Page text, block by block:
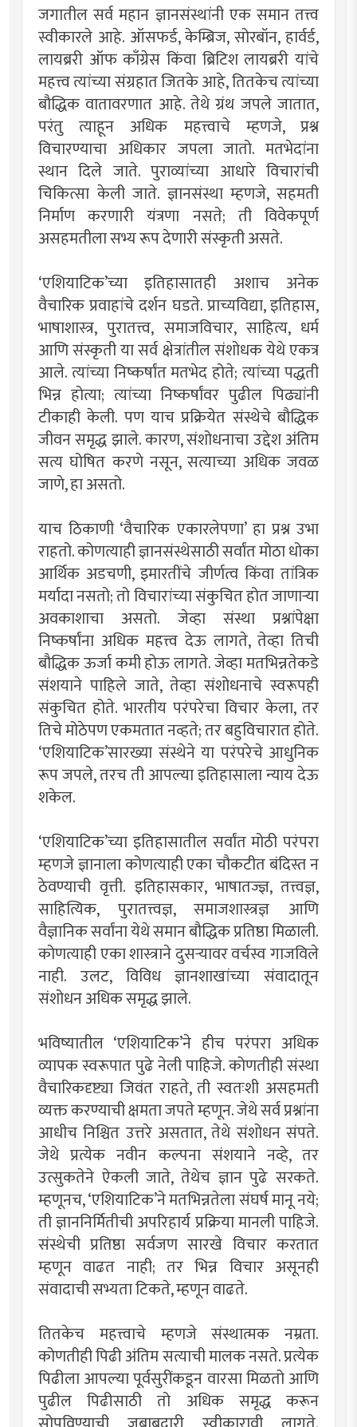
जगातील सर्व महान ज्ञानसंस्थांनी एक समान तत्त्व
स्वीकारले आहे. ऑसफर्ड, केम्ब्रिज, सोरबॉन, हार्वर्ड,
लायब्ररी ऑफ काँग्रेस किंवा ब्रिटिश लायब्ररी यांचे
महत्त्व त्यांच्या संग्रहात जितके आहे, तितकेच त्यांच्या
बौद्धिक वातावरणात आहे. तेथे ग्रंथ जपले जातात,
परंतु त्याहून अधिक महत्त्वाचे म्हणजे, प्रश्न
विचारण्याचा अधिकार जपला जातो. मतभेदांना
स्थान दिले जाते. पुराव्यांच्या आधारे विचारांची
चिकित्सा केली जाते. ज्ञानसंस्था म्हणजे, सहमती
निर्माण करणारी यंत्रणा नसते; ती विवेकपूर्ण
असहमतीला सभ्य रूप देणारी संस्कृती असते.
‘एशियाटिक’च्या इतिहासातही अशाच अनेक
वैचारिक प्रवाहांचे दर्शन घडते. प्राच्यविद्या, इतिहास,
भाषाशास्त्र, पुरातत्त्व, समाजविचार, साहित्य, धर्म
आणि संस्कृती या सर्व क्षेत्रांतील संशोधक येथे एकत्र
आले. त्यांच्या निष्कर्षांत मतभेद होते; त्यांच्या पद्धती
भिन्न होत्या; त्यांच्या निष्कर्षांवर पुढील पिढ्यांनी
टीकाही केली. पण याच प्रक्रियेत संस्थेचे बौद्धिक
जीवन समृद्ध झाले. कारण, संशोधनाचा उद्देश अंतिम
सत्य घोषित करणे नसून, सत्याच्या अधिक जवळ
जाणे, हा असतो.
याच ठिकाणी ‘वैचारिक एकारलेपणा’ हा प्रश्न उभा
राहतो. कोणत्याही ज्ञानसंस्थेसाठी सर्वांत मोठा धोका
आर्थिक अडचणी, इमारतींचे जीर्णत्व किंवा तांत्रिक
मर्यादा नसतो; तो विचारांच्या संकुचित होत जाणार्‍या
अवकाशाचा असतो. जेव्हा संस्था प्रश्नांपेक्षा
निष्कर्षांना अधिक महत्त्व देऊ लागते, तेव्हा तिची
बौद्धिक ऊर्जा कमी होऊ लागते. जेव्हा मतभिन्नतेकडे
संशयाने पाहिले जाते, तेव्हा संशोधनाचे स्वरूपही
संकुचित होते. भारतीय परंपरेचा विचार केला, तर
तिचे मोठेपण एकमतात नव्हते; तर बहुविचारात होते.
‘एशियाटिक’सारख्या संस्थेने या परंपरेचे आधुनिक
रूप जपले, तरच ती आपल्या इतिहासाला न्याय देऊ
शकेल.
‘एशियाटिक’च्या इतिहासातील सर्वांत मोठी परंपरा
म्हणजे ज्ञानाला कोणत्याही एका चौकटीत बंदिस्त न
ठेवण्याची वृत्ती. इतिहासकार, भाषातज्ज्ञ, तत्त्वज्ञ,
साहित्यिक, पुरातत्त्वज्ञ, समाजशास्त्रज्ञ आणि
वैज्ञानिक सर्वांना येथे समान बौद्धिक प्रतिष्ठा मिळाली.
कोणत्याही एका शास्त्राने दुसर्‍यावर वर्चस्व गाजविले
नाही. उलट, विविध ज्ञानशाखांच्या संवादातून
संशोधन अधिक समृद्ध झाले.
भविष्यातील ‘एशियाटिक’ने हीच परंपरा अधिक
व्यापक स्वरूपात पुढे नेली पाहिजे. कोणतीही संस्था
वैचारिकदृष्ट्या जिवंत राहते, ती स्वतःशी असहमती
व्यक्त करण्याची क्षमता जपते म्हणून. जेथे सर्व प्रश्नांना
आधीच निश्चित उत्तरे असतात, तेथे संशोधन संपते.
जेथे प्रत्येक नवीन कल्पना संशयाने नव्हे, तर
उत्सुकतेने ऐकली जाते, तेथेच ज्ञान पुढे सरकते.
म्हणूनच, ‘एशियाटिक’ने मतभिन्नतेला संघर्ष मानू नये;
ती ज्ञाननिर्मितीची अपरिहार्य प्रक्रिया मानली पाहिजे.
संस्थेची प्रतिष्ठा सर्वजण सारखे विचार करतात
म्हणून वाढत नाही; तर भिन्न विचार असूनही
संवादाची सभ्यता टिकते, म्हणून वाढते.
तितकेच महत्त्वाचे म्हणजे संस्थात्मक नम्रता.
कोणतीही पिढी अंतिम सत्याची मालक नसते. प्रत्येक
पिढीला आपल्या पूर्वसुरींकडून वारसा मिळतो आणि
पुढील पिढीसाठी तो अधिक समृद्ध करून